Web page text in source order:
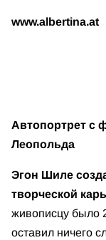
www.albertina.at
Автопортрет с
Леопольда
Эгон Шиле
творческой
живописцу было
оставил ничего